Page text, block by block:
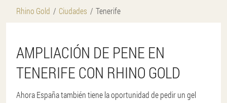
Rhino Gold Ciudades Tenerife
AMPLIACIÓN DE PENE EN
TENERIFE CON RHINO GOLD
Ahora España también tiene la oportunidad de pedir un gel